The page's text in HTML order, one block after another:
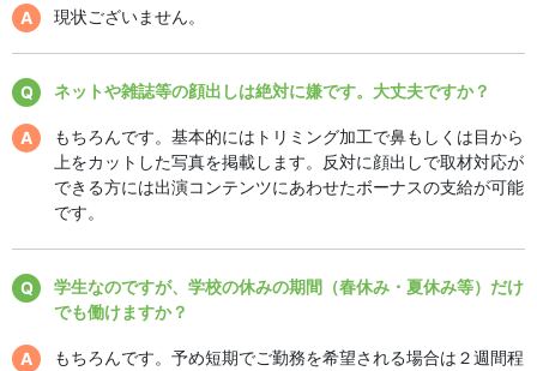
現状ございません。
ネットや雑誌等の顔出しは絶対に嫌です。大丈夫ですか？
もちろんです。基本的にはトリミング加工で鼻もしくは目から
上をカットした写真を掲載します。反対に顔出しで取材対応が
できる方には出演コンテンツにあわせたボーナスの支給が可能
です。
学生なのですが、学校の休みの期間（春休み・夏休み等）だけ
でも働けますか？
もちろんです。予め短期でご勤務を希望される場合は２週間程